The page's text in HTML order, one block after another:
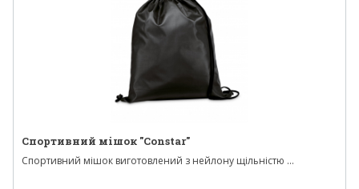
Спортивний мішок "Constar"
Спортивний мішок виготовлений з нейлону щільністю ...